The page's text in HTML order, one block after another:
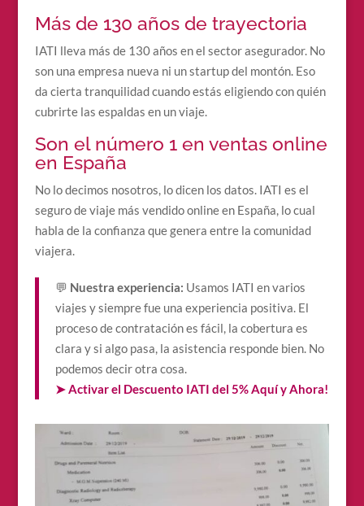
Más de 130 años de trayectoria
IATI lleva más de 130 años en el sector asegurador. No
son una empresa nueva ni un startup del montón. Eso
da cierta tranquilidad cuando estás eligiendo con quién
cubrirte las espaldas en un viaje.
Son el número 1 en ventas online
en España
No lo decimos nosotros, lo dicen los datos. IATI es el
seguro de viaje más vendido online en España, lo cual
habla de la confianza que genera entre la comunidad
viajera.
💬 Nuestra experiencia: Usamos IATI en varios
viajes y siempre fue una experiencia positiva. El
proceso de contratación es fácil, la cobertura es
clara y si algo pasa, la asistencia responde bien. No
podemos decir otra cosa.
➤ Activar el Descuento IATI del 5% Aquí y Ahora!